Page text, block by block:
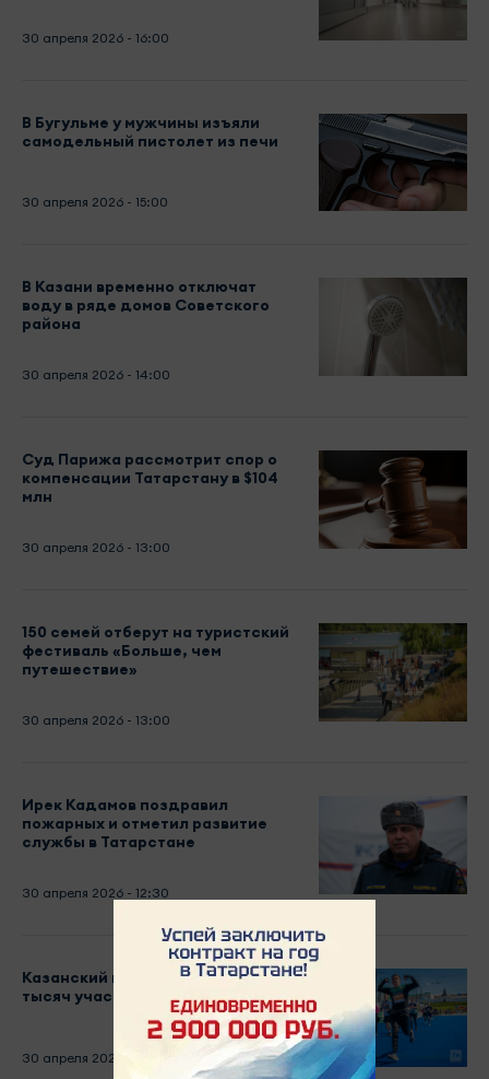
30 апреля 2026 - 16:00
В Бугульме у мужчины изъяли
самодельный пистолет из печи
30 апреля 2026 - 15:00
В Казани временно отключат
воду в ряде домов Советского
района
30 апреля 2026 - 14:00
Суд Парижа рассмотрит спор о
компенсации Татарстану в $104
млн
30 апреля 2026 - 13:00
150 семей отберут на туристский
фестиваль «Больше, чем
путешествие»
30 апреля 2026 - 13:00
Ирек Кадамов поздравил
пожарных и отметил развитие
службы в Татарстане
30 апреля 2026 - 12:30
Казанский марафон соберёт 45
тысяч участников из 39 стран
30 апреля 2026 - 12:00